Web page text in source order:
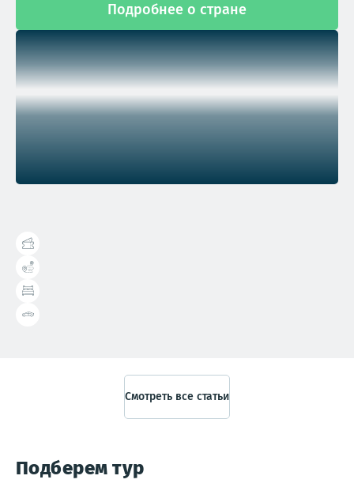
Подробнее о стране
Справочник туриста
Смотреть все статьи
Подберем тур